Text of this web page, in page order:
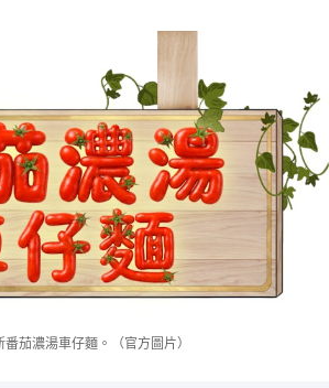
茄濃湯車仔麵。（官方圖片）